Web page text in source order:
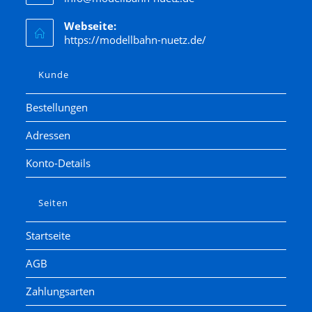
Kato
Kibri
Kress
Lenz
LGB
Liliput
Lima
Lorenz
luetke modellarchitektur
Märklin
Marks
Matchbox
Minitrix
Modellbahn Union
Noch
Webseite:
https://modellbahn-nuetz.de/
Kunde
Bestellungen
Adressen
Konto-Details
Seiten
Startseite
AGB
Zahlungsarten